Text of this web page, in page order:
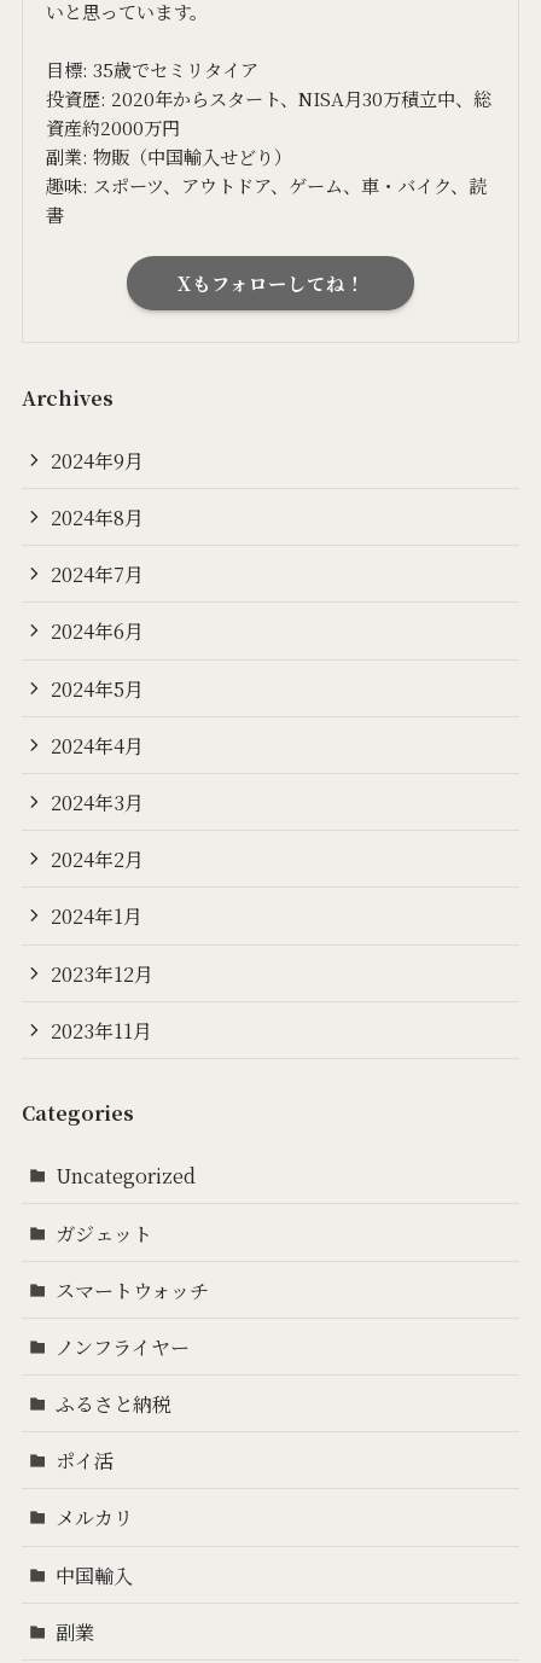
いと思っています。
目標: 35歳でセミリタイア
投資歴: 2020年からスタート、NISA月30万積立中、総
資産約2000万円
副業: 物販（中国輸入せどり）
趣味: スポーツ、アウトドア、ゲーム、車・バイク、読
書
Xもフォローしてね！
Archives
2024年9月
2024年8月
2024年7月
2024年6月
2024年5月
2024年4月
2024年3月
2024年2月
2024年1月
2023年12月
2023年11月
Categories
Uncategorized
ガジェット
スマートウォッチ
ノンフライヤー
ふるさと納税
ポイ活
メルカリ
中国輸入
副業